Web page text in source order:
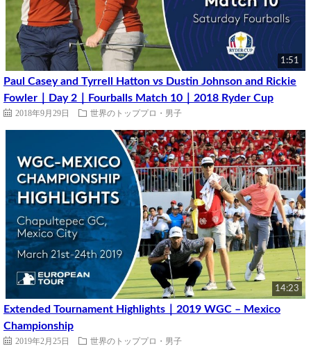
1:51
Paul Casey and Tyrrell Hatton vs Dustin Johnson and Rickie
Fowler｜Day 2｜Fourballs Match 10｜2018 Ryder Cup
2018年9月29日 世界のトッププロ・男子
14:23
Extended Tournament Highlights｜2019 WGC – Mexico
Championship
2019年2月25日 世界のトッププロ・男子